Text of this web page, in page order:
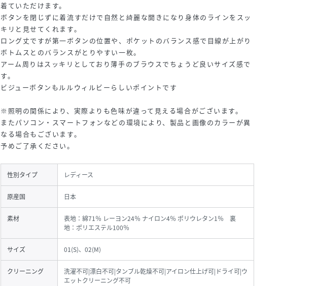
着ていただけます。
ボタンを閉じずに着流すだけで自然と綺麗な開きになり身体のラインをスッ
キリと見せてくれます。
ロング丈ですが第一ボタンの位置や、ポケットのバランス感で目線が上がり
ボトムスとのバランスがとりやすい一枚。
アーム周りはスッキリとしており薄手のブラウスでちょうど良いサイズ感で
す。
ビジューボタンもルルウィルビーらしいポイントです
※照明の関係により、実際よりも色味が違って見える場合がございます。
またパソコン・スマートフォンなどの環境により、製品と画像のカラーが異
なる場合もございます。
予めご了承ください。
性別タイプ レディース
原産国 日本
素材
表地：綿71％ レーヨン24％ ナイロン4％ ポリウレタン1％ 裏
地：ポリエステル100％
サイズ 01(S)、02(M)
クリーニング
洗濯不可|漂白不可|タンブル乾燥不可|アイロン仕上げ可|ドライ可|ウ
エットクリーニング不可